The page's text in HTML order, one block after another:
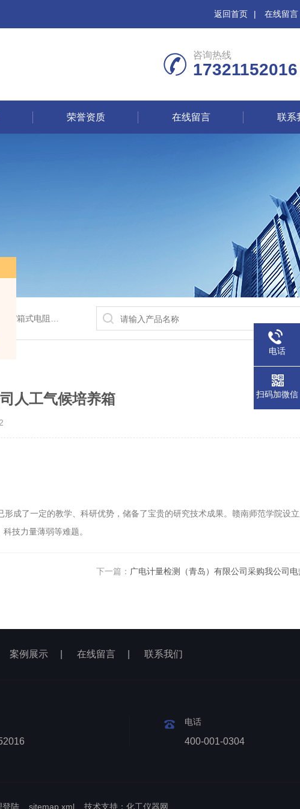
返回首页 | 在线留言
咨询热线
17321152016
荣誉资质 在线留言 联系
荡器/水槽/水浴锅等
人工气候培养箱
了一定的教学、科研优势，储备了宝贵的研究技术成果。赣南师范学院设
技力量薄弱等难题。
下一篇： 广电计量检测（青岛）有限公司采购我公司
案例展示 在线留言 联系我们
电话
400-001-0304
登陆 sitemap.xml 技术支持： 化工仪器网
电话
扫码加微信